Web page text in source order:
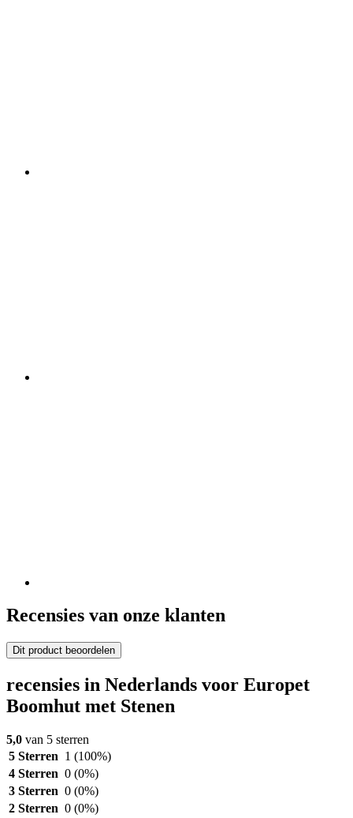
Recensies van onze klanten
Dit product beoordelen
recensies in Nederlands voor Europet
Boomhut met Stenen
5,0 van 5 sterren
5 Sterren 1 (100%)
4 Sterren 0 (0%)
3 Sterren 0 (0%)
2 Sterren 0 (0%)